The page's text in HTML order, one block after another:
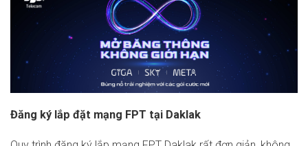
Đăng ký lắp đặt mạng FPT tại Daklak